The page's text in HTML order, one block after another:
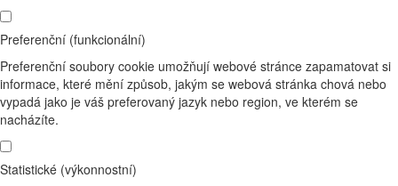
Preferenční (funkcionální)
Preferenční soubory cookie umožňují webové stránce zapamatovat si
informace, které mění způsob, jakým se webová stránka chová nebo
vypadá jako je váš preferovaný jazyk nebo region, ve kterém se
nacházíte.
Statistické (výkonnostní)